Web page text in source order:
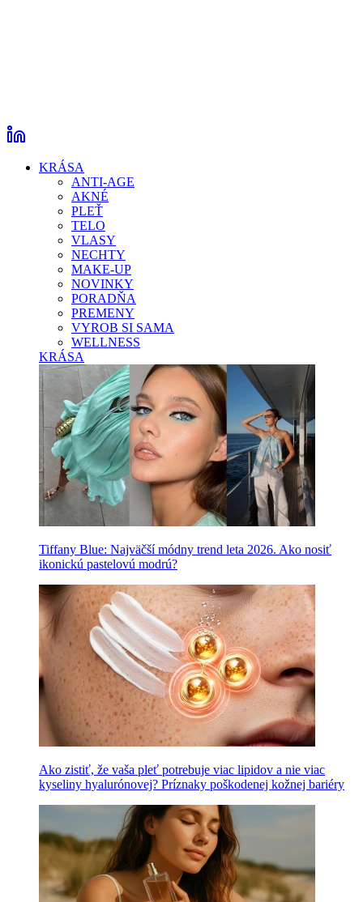
KRÁSA
ANTI-AGE
AKNÉ
PLEŤ
TELO
VLASY
NECHTY
MAKE-UP
NOVINKY
PORADŇA
PREMENY
VYROB SI SAMA
WELLNESS
KRÁSA
Tiffany Blue: Najväčší módny trend leta 2026. Ako nosiť
ikonickú pastelovú modrú?
Ako zistiť, že vaša pleť potrebuje viac lipidov a nie viac
kyseliny hyalurónovej? Príznaky poškodenej kožnej bariéry